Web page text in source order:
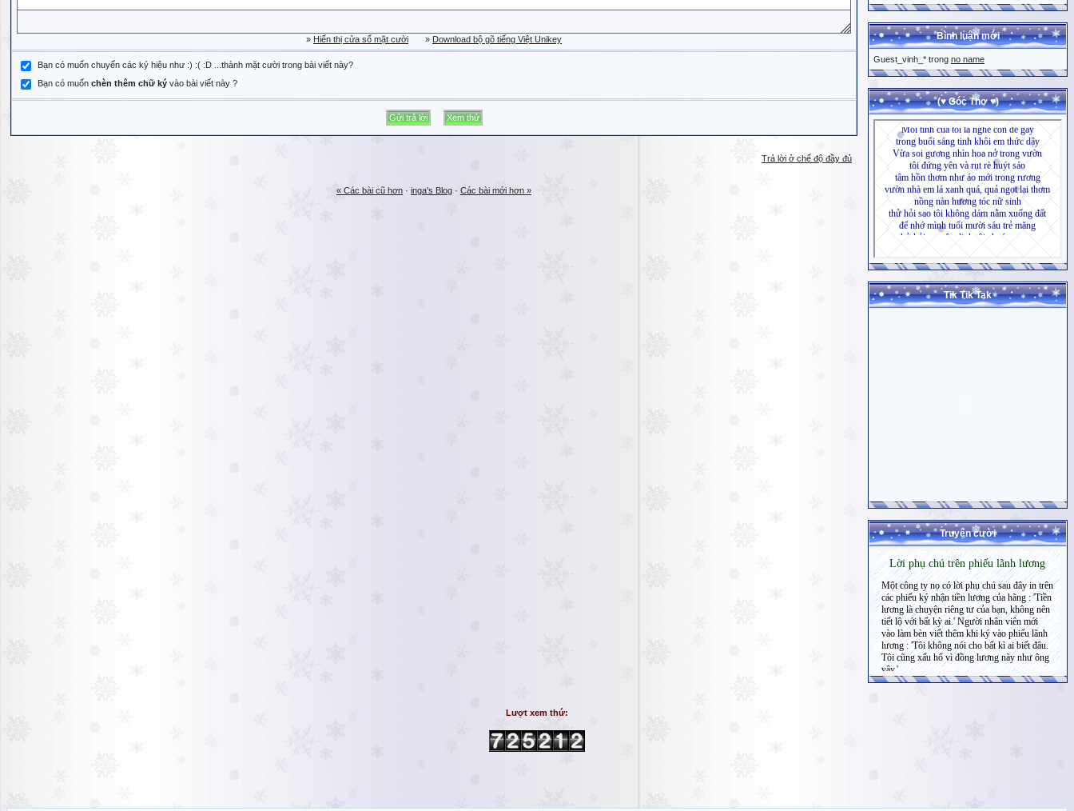
» Hiển thị cửa sổ mặt cười » Download bộ gõ tiếng Việt Unikey
Bạn có muốn chuyển các ký hiệu như :) :( :D ...thành mặt cười trong bài viết này?
Bạn có muốn chèn thêm chữ ký vào bài viết này ?
Trả lời ở chế độ đầy đủ
« Các bài cũ hơn · inga's Blog · Các bài mới hơn »
Bình luận mới
Guest_vinh_* trong no name
(♥ Góc Thơ ♥)
Tik Tik Tak
Truyện cười
Lượt xem thứ: